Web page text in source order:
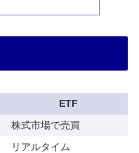
ETF
株式市場で売買
リアルタイム